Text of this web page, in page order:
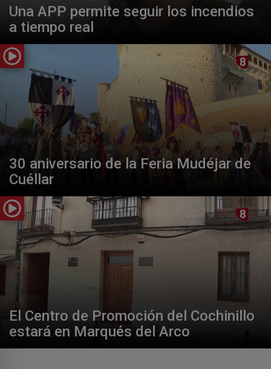
Una APP permite seguir los incendios
a tiempo real
30 aniversario de la Feria Mudéjar de
Cuéllar
El Centro de Promoción del Cochinillo
estará en Marqués del Arco